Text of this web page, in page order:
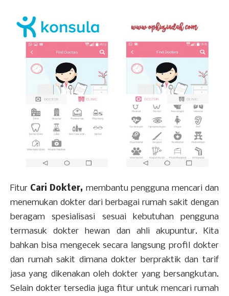
Fitur Cari Dokter, membantu pengguna mencari dan
menemukan dokter dari berbagai rumah sakit dengan
beragam spesialisasi sesuai kebutuhan pengguna
termasuk dokter hewan dan ahli akupuntur. Kita
bahkan bisa mengecek secara langsung profil dokter
dan rumah sakit dimana dokter berpraktik dan tarif
jasa yang dikenakan oleh dokter yang bersangkutan.
Selain dokter tersedia juga fitur untuk mencari rumah